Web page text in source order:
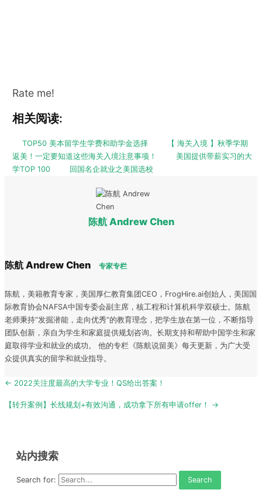
Rate me!
相关阅读:
TOP50 美本留学生学费和助学金选择
【 海关入境 】秋季学期
返美！一定要知道这些海关入境注意事项！
美国提供带薪实习的大
学TOP 100
回国名企就业之美国选校
陈航 Andrew Chen
陈航 Andrew Chen 专家专栏
陈航，美籍教育专家，美国厚仁教育集团CEO，FrogHire.ai创始人，美国国
际教育协会NAFSA中国专委会副主席，核工程和计算机科学双硕士。陈航
老师秉持“发掘潜能，走向优秀”的教育理念，把学生放在第一位，不断指导
团队创新，亲自为学生和家庭提供规划咨询。长期支持和帮助中国学生和家
庭取得学业和就业的成功。 他的专栏《陈航说留美》每天更新，为广大受
众提供真实的留学和就业指导。
Post
← 2022关注度最高的大学专业！QS给出答案！
【转升案例】长线规划+有效沟通，成功拿下所有申请offer！ →
站内搜索
Search for: